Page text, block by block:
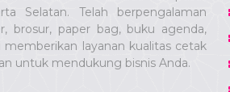
Selatan. Telah berpengalaman
brosur, paper bag, buku agenda,
layanan kualitas cetak
untuk mendukung bisnis Anda.